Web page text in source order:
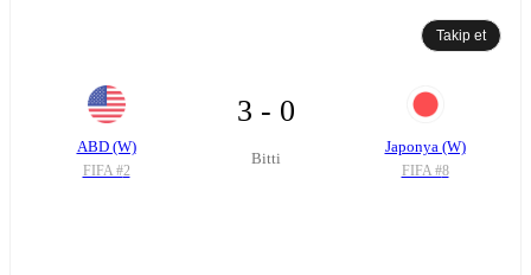
Takip et
ABD (W)
FIFA #2
3 - 0
Bitti
Japonya (W)
FIFA #8